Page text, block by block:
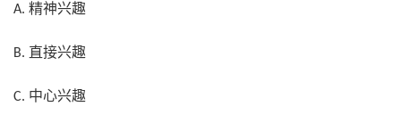
A. 精神兴趣
B. 直接兴趣
C. 中心兴趣